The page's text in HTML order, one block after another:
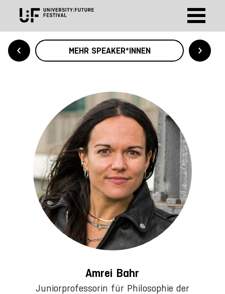
MEHR SPEAKER*INNEN
Amrei Bahr
Juniorprofessorin für Philosophie der